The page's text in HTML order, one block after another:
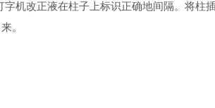
机改正液在柱子上标识正确地间隔。将柱
。